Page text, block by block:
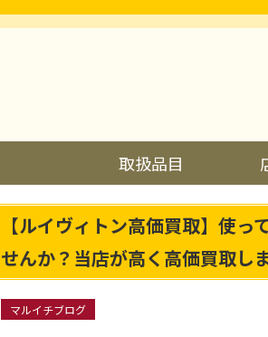
取扱品目
【ルイヴィトン高価買取】使
せんか？当店が高く高価買取し
マルイチブログ